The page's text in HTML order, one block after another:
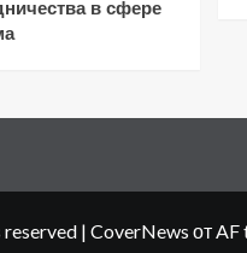
в сфере
| CoverNews от AF